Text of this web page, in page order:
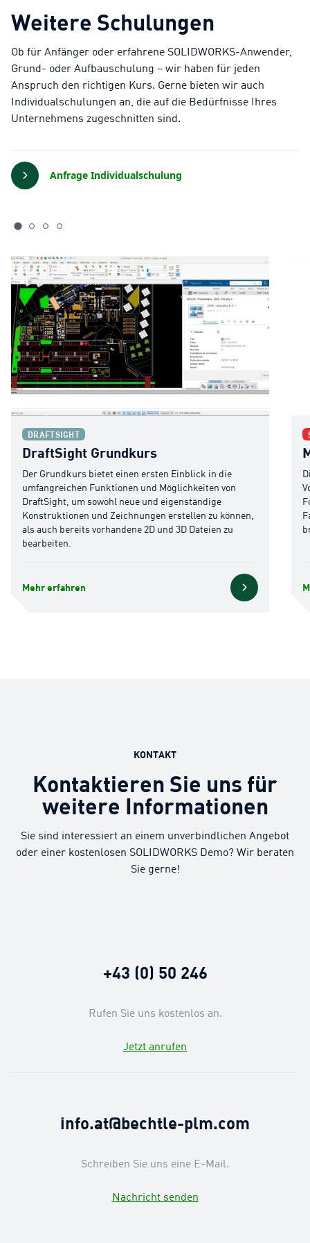
Weitere Schulungen
Ob für Anfänger oder erfahrene SOLIDWORKS-Anwender,
Grund- oder Aufbauschulung – wir haben für jeden
Anspruch den richtigen Kurs. Gerne bieten wir auch
Individualschulungen an, die auf die Bedürfnisse Ihres
Unternehmens zugeschnitten sind.
Anfrage Individualschulung
DRAFTSIGHT
DraftSight Grundkurs
Der Grundkurs bietet einen ersten Einblick in die
umfangreichen Funktionen und Möglichkeiten von
DraftSight, um sowohl neue und eigenständige
Konstruktionen und Zeichnungen erstellen zu können,
als auch bereits vorhandene 2D und 3D Dateien zu
bearbeiten.
Mehr erfahren
KONTAKT
Kontaktieren Sie uns für
weitere Informationen
Sie sind interessiert an einem unverbindlichen Angebot
oder einer kostenlosen SOLIDWORKS Demo? Wir beraten
Sie gerne!
+43 (0) 50 246
Rufen Sie uns kostenlos an.
Jetzt anrufen
info.at@bechtle-plm.com
Schreiben Sie uns eine E-Mail.
Nachricht senden